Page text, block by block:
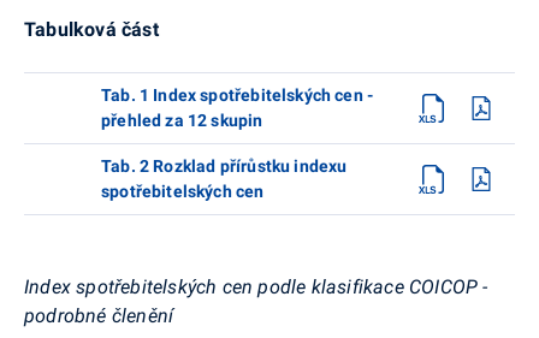
Tabulková část
Tab. 1 Index spotřebitelských cen -
přehled za 12 skupin
Tab. 2 Rozklad přírůstku indexu
spotřebitelských cen
Index spotřebitelských cen podle klasifikace COICOP -
podrobné členění